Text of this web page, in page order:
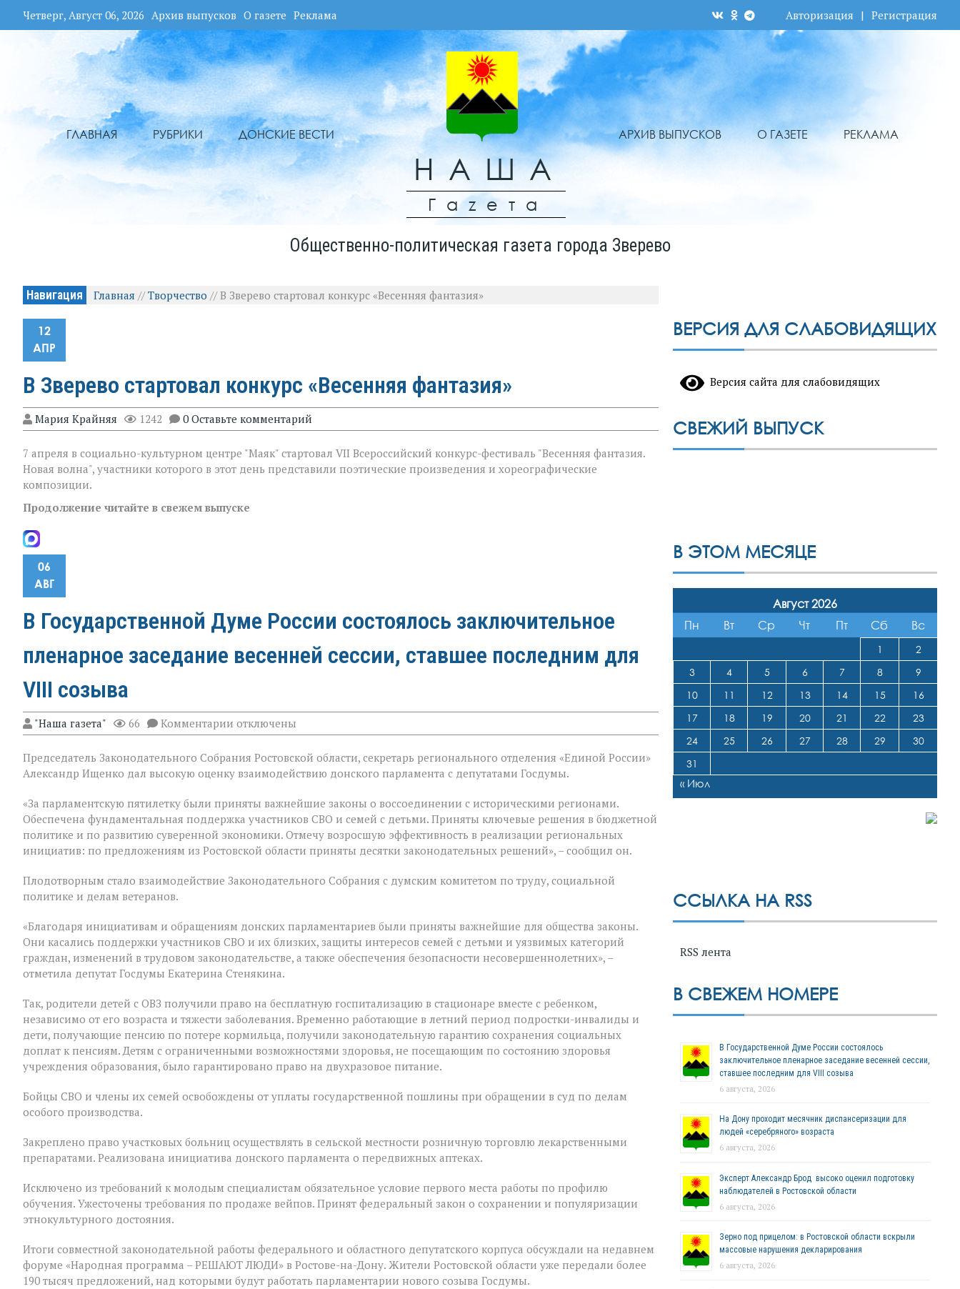
Четверг, Август 06, 2026 Архив выпусков О газете Реклама Авторизация | Регистрация
ГЛАВНАЯ РУБРИКИ ДОНСКИЕ ВЕСТИ
НАША
Гаzета
АРХИВ ВЫПУСКОВ О ГАЗЕТЕ РЕКЛАМА
Общественно-политическая газета города Зверево
Навигация Главная //Творчество //В Зверево стартовал конкурс «Весенняя фантазия»
12
АПР
В Зверево стартовал конкурс «Весенняя фантазия»
Мария Крайняя 1242 0 Оставьте комментарий
7 апреля в социально-культурном центре "Маяк" стартовал VII Всероссийский конкурс-фестиваль "Весенняя фантазия.
Новая волна", участники которого в этот день представили поэтические произведения и хореографические
композиции.
Продолжение читайте в свежем выпуске
06
АВГ
В Государственной Думе России состоялось заключительное
пленарное заседание весенней сессии, ставшее последним для
VIII созыва
"Наша газета" 66 Комментарии к
записи
Государственной
Думе
заключительное
пленарное
заседание
весенней
сессии,
последним
отключены
Председатель Законодательного Собрания Ростовской области, секретарь регионального отделения «Единой России»
Александр Ищенко дал высокую оценку взаимодействию донского парламента с депутатами Госдумы.
«За парламентскую пятилетку были приняты важнейшие законы о воссоединении с историческими регионами.
Обеспечена фундаментальная поддержка участников СВО и семей с детьми. Приняты ключевые решения в бюджетной
политике и по развитию суверенной экономики. Отмечу возросшую эффективность в реализации региональных
инициатив: по предложениям из Ростовской области приняты десятки законодательных решений», – сообщил он.
Плодотворным стало взаимодействие Законодательного Собрания с думским комитетом по труду, социальной
политике и делам ветеранов.
«Благодаря инициативам и обращениям донских парламентариев были приняты важнейшие для общества законы.
Они касались поддержки участников СВО и их близких, защиты интересов семей с детьми и уязвимых категорий
граждан, изменений в трудовом законодательстве, а также обеспечения безопасности несовершеннолетних», –
отметила депутат Госдумы Екатерина Стенякина.
Так, родители детей с ОВЗ получили право на бесплатную госпитализацию в стационаре вместе с ребенком,
независимо от его возраста и тяжести заболевания. Временно работающие в летний период подростки-инвалиды и
дети, получающие пенсию по потере кормильца, получили законодательную гарантию сохранения социальных
доплат к пенсиям. Детям с ограниченными возможностями здоровья, не посещающим по состоянию здоровья
учреждения образования, было гарантировано право на двухразовое питание.
Бойцы СВО и члены их семей освобождены от уплаты государственной пошлины при обращении в суд по делам
особого производства.
Закреплено право участковых больниц осуществлять в сельской местности розничную торговлю лекарственными
препаратами. Реализована инициатива донского парламента о передвижных аптеках.
Исключено из требований к молодым специалистам обязательное условие первого места работы по профилю
обучения. Ужесточены требования по продаже вейпов. Принят федеральный закон о сохранении и популяризации
этнокультурного достояния.
Итоги совместной законодательной работы федерального и областного депутатского корпуса обсуждали на недавнем
форуме «Народная программа – РЕШАЮТ ЛЮДИ» в Ростове-на-Дону. Жители Ростовской области уже передали более
190 тысяч предложений, над которыми будут работать парламентарии нового созыва Госдумы.
ВЕРСИЯ ДЛЯ СЛАБОВИДЯЩИХ
Версия сайта для слабовидящих
СВЕЖИЙ ВЫПУСК
В ЭТОМ МЕСЯЦЕ
Август 2026
Пн
Вт Ср Чт Пт Сб Вс
1
2
3
4 5 6 7 8
9
10
11 12 13 14 15
16
17
18 19 20 21 22
23
24
25 26 27 28 29
30
31
« Июл
ССЫЛКА НА RSS
RSS лента
В СВЕЖЕМ НОМЕРЕ
В Государственной Думе России состоялось
заключительное пленарное заседание весенней сессии,
ставшее последним для VIII созыва
6 августа, 2026
На Дону проходит месячник диспансеризации для
людей «серебряного» возраста
6 августа, 2026
Эксперт Александр Брод высоко оценил подготовку
наблюдателей в Ростовской области
6 августа, 2026
Зерно под прицелом: в Ростовской области вскрыли
массовые нарушения декларирования
6 августа, 2026